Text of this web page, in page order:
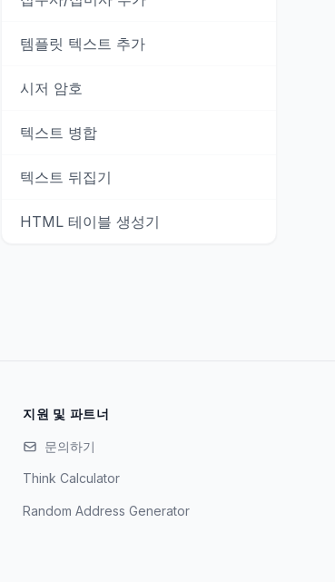
템플릿 텍스트 추가
시저 암호
텍스트 병합
텍스트 뒤집기
HTML 테이블 생성기
지원 및 파트너
문의하기
Think Calculator
Random Address Generator